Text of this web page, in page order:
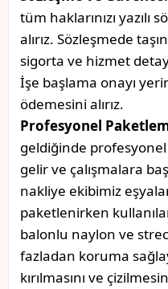
tüm haklarınızı yazılı
alırız. Sözleşmede
sigorta ve hizmet
İşe başlama onayı
ödemesini alırız.
Profesyonel
geldiğinde
gelir ve çalışmalara
nakliye ekibimiz
paketlenirken
balonlu naylon ve
fazladan koruma
kırılmasını ve